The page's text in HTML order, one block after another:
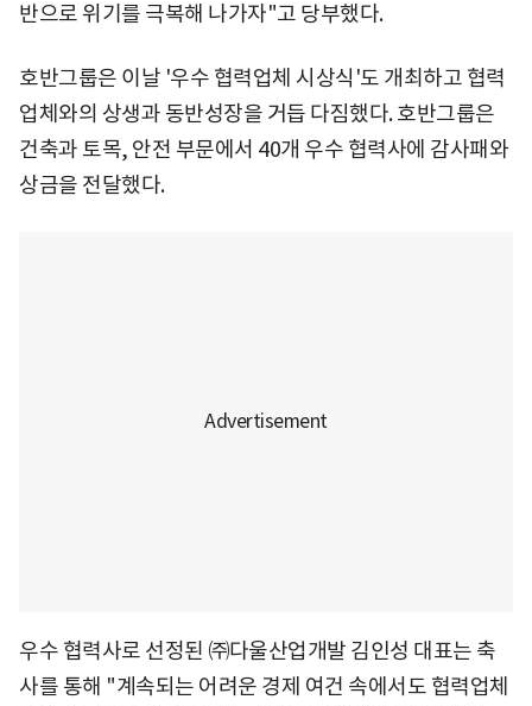
반으로 위기를 극복해 나가자"고 당부했다.
호반그룹은 이날 '우수 협력업체 시상식'도 개최하고 협력
업체와의 상생과 동반성장을 거듭 다짐했다. 호반그룹은
건축과 토목, 안전 부문에서 40개 우수 협력사에 감사패와
상금을 전달했다.
우수 협력사로 선정된 ㈜다울산업개발 김인성 대표는 축
사를 통해 "계속되는 어려운 경제 여건 속에서도 협력업체